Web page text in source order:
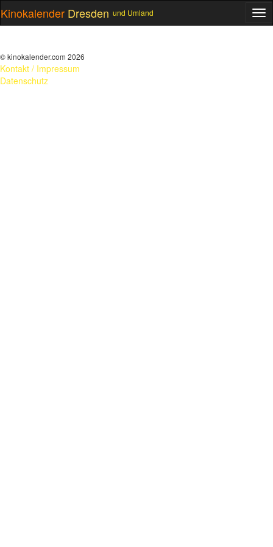
Kinokalender Dresden und Umland
© kinokalender.com 2026
Kontakt / Impressum
Datenschutz